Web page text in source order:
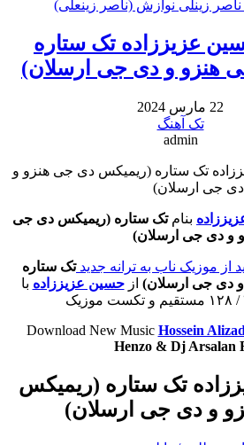
ناصر زینلی نوازش (ناصر زینعلی)
عزیززاده تک ستاره
هنزو و دی جی ارسلان)
22 مارس 2024
تک آهنگ
admin
بنامتک ستاره (ریمیکس دی جی
و دی جی ارسلان)
موزیک ناب به ترانه جدیدتک ستاره
دی جی ارسلان) ازحسین عزیززاده با
Download New Music Hossein
Henzo & Dj Arsalan
تک ستاره (ریمیکس
و دی جی ارسلان)